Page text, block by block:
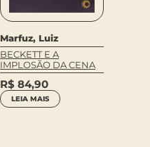
Marfuz, Luiz
BECKETT E A
IMPLOSÃO DA CENA
R$ 84,90
LEIA MAIS